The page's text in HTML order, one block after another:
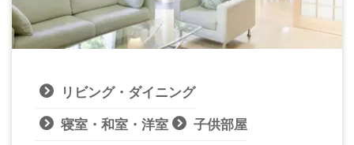
リビング・ダイニング
寝室・和室・洋室 子供部屋